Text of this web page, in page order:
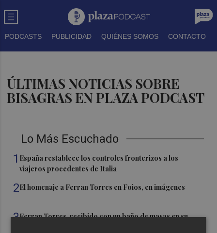
PODCASTS PUBLICIDAD QUIÉNES SOMOS CONTACTO
ÚLTIMAS NOTICIAS SOBRE
BISAGRAS EN PLAZA PODCAST
Lo Más Escuchado
1 España restablece los controles fronterizos a los
viajeros procedentes de Italia
2El homenaje a Ferran Torres en Foios, en imágenes
3Ferran Torres, recibido con un baño de masas en su